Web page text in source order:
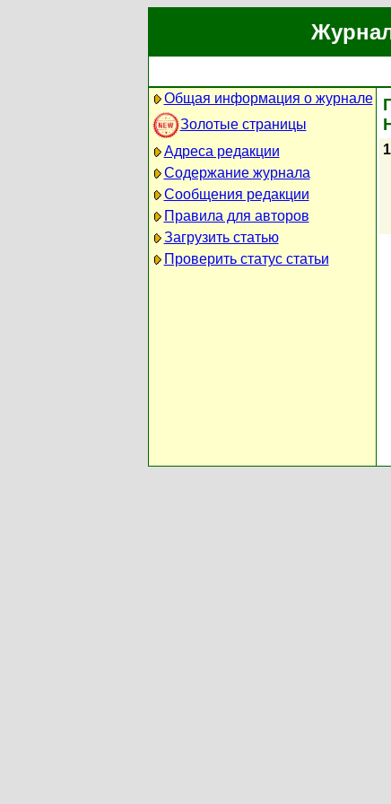
Общая информация о журнале
Золотые страницы
Адреса редакции
Содержание журнала
Сообщения редакции
Правила для авторов
Загрузить статью
Проверить статус статьи